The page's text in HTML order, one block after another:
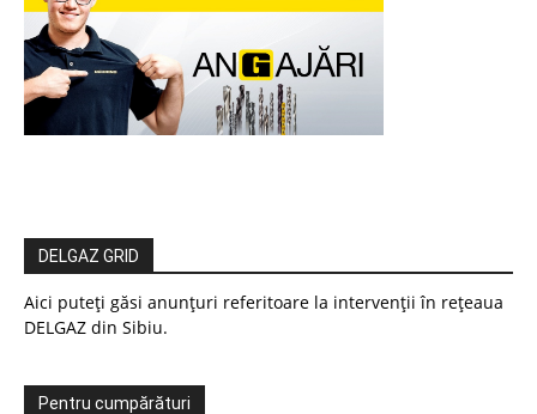
DELGAZ GRID
Aici puteți găsi anunțuri referitoare la intervenții în rețeaua
DELGAZ din Sibiu.
Pentru cumpărături